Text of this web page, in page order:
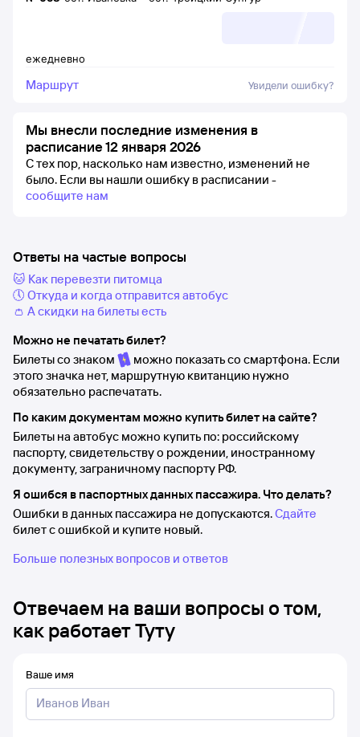
ежедневно
Маршрут Увидели ошибку?
Мы внесли последние изменения в
расписание 12 января 2026
С тех пор, насколько нам известно, изменений не
было. Если вы нашли ошибку в расписании -
сообщите нам
Ответы на частые вопросы
🐱 Как перевезти питомца
🕔 Откуда и когда отправится автобус
👛 А скидки на билеты есть
Можно не печатать билет?
Билеты со знаком
можно показать со смартфона. Если
этого значка нет, маршрутную квитанцию нужно
обязательно распечатать.
По каким документам можно купить билет на сайте?
Билеты на автобус можно купить по: российскому
паспорту, свидетельству о рождении, иностранному
документу, заграничному паспорту РФ.
Я ошибся в паспортных данных пассажира. Что делать?
Ошибки в данных пассажира не допускаются.Сдайте
билет с ошибкой и купите новый.
Больше полезных вопросов и ответов
Отвечаем на ваши вопросы о том,
как работает Туту
Ваше имя